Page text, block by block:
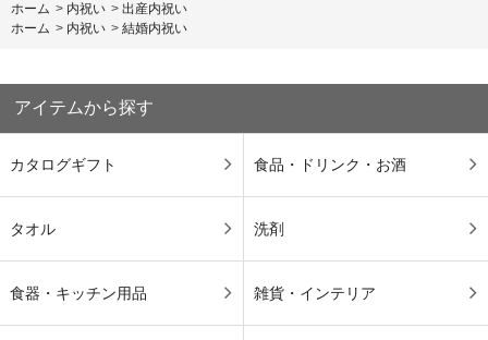
ホーム > 内祝い > 出産内祝い
ホーム > 内祝い > 結婚内祝い
アイテムから探す
カタログギフト 食品・ドリンク・お酒
タオル 洗剤
食器・キッチン用品 雑貨・インテリア